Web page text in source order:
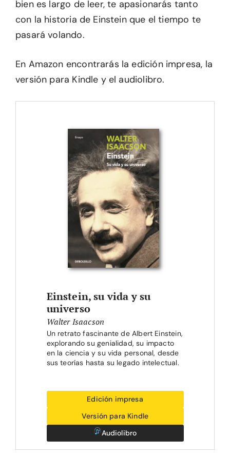
bien es largo de leer, te apasionarás tanto
con la historia de Einstein que el tiempo te
pasará volando.
En Amazon encontrarás la edición impresa, la
versión para Kindle y el audiolibro.
Einstein, su vida y su
universo
Walter Isaacson
Un retrato fascinante de Albert Einstein,
explorando su genialidad, su impacto
en la ciencia y su vida personal, desde
sus teorías hasta su legado intelectual.
Edición impresa
Versión para Kindle
Audiolibro